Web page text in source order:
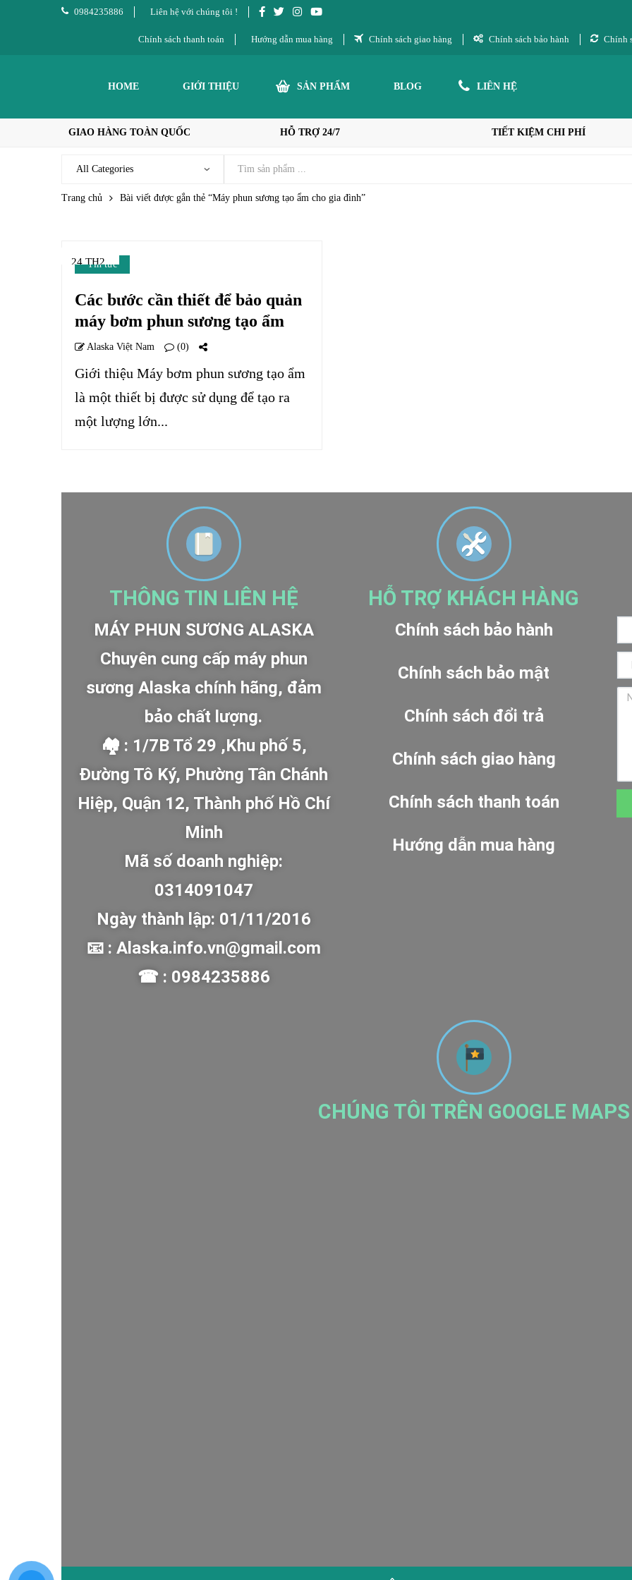
0984235886 Liên hệ với chúng tôi !
Chính sách thanh toán Hướng dẫn mua hàng Chính sách giao hàng Chính sách bảo hành Chính
HOME GIỚI THIỆU SẢN PHẨM BLOG LIÊN HỆ
GIAO HÀNG TOÀN QUỐC HỖ TRỢ 24/7 TIẾT KIỆM CHI PHÍ
Trang chủ Bài viết được gắn thẻ “Máy phun sương tạo ẩm cho gia đình”
24 TH2
Tin tức
Các bước cần thiết để bảo quản
máy bơm phun sương tạo ẩm
Alaska Việt Nam (0)
Giới thiệu Máy bơm phun sương tạo ẩm
là một thiết bị được sử dụng để tạo ra
một lượng lớn...
THÔNG TIN LIÊN HỆ
MÁY PHUN SƯƠNG ALASKA
Chuyên cung cấp máy phun
sương Alaska chính hãng, đảm
bảo chất lượng.
🏘 : 1/7B Tổ 29 ,Khu phố 5,
Đường Tô Ký, Phường Tân Chánh
Hiệp, Quận 12, Thành phố Hồ Chí
Minh
Mã số doanh nghiệp:
0314091047
Ngày thành lập: 01/11/2016
📧 : Alaska.info.vn@gmail.com
☎ : 0984235886
HỖ TRỢ KHÁCH HÀNG
Chính sách bảo hành
Chính sách bảo mật
Chính sách đổi trả
Chính sách giao hàng
Chính sách thanh toán
Hướng dẫn mua hàng
CHÚNG TÔI TRÊN GOOGLE MAPS